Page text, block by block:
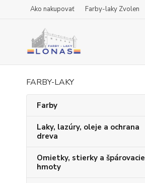
Ako nakupovať Farby-laky Zvolen
FARBY-LAKY
Farby
Laky, lazúry, oleje a ochrana
dreva
Omietky, stierky a špárovacie
hmoty